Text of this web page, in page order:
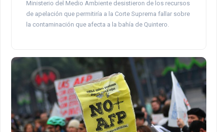
Ministerio del Medio Ambiente desistieron de los recursos
de apelación que permitiría a la Corte Suprema fallar sobre
la contaminación que afecta a la bahía de Quintero.